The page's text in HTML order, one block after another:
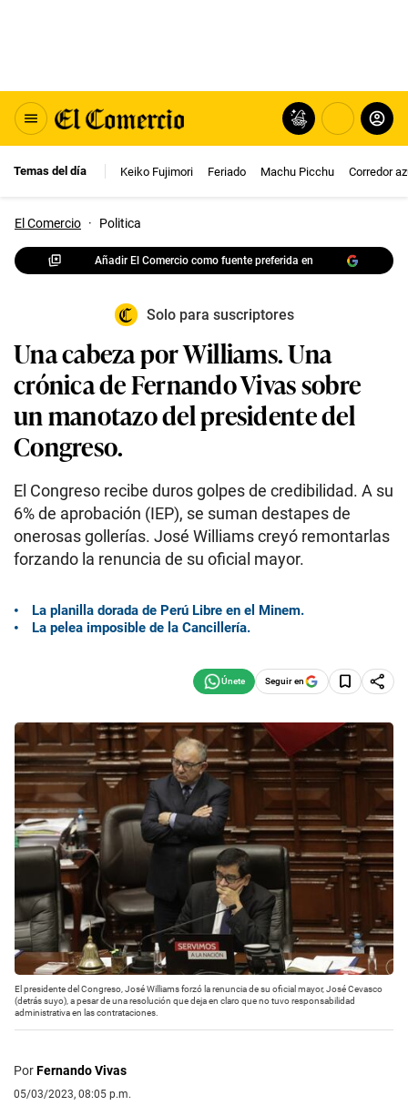
Temas del día Keiko Fujimori Feriado Machu Picchu Corredor
El Comercio · Politica
Añadir El Comercio como fuente preferida en
Solo para suscriptores
Una cabeza por Williams. Una
crónica de Fernando Vivas sobre
un manotazo del presidente del
Congreso.
El Congreso recibe duros golpes de credibilidad. A su
6% de aprobación (IEP), se suman destapes de
onerosas gollerías. José Williams creyó remontarlas
forzando la renuncia de su oficial mayor.
La planilla dorada de Perú Libre en el Minem.
La pelea imposible de la Cancillería.
Seguir en
El presidente del Congreso, José Williams forzó la renuncia de su oficial mayor, José Cevasco
(detrás suyo), a pesar de una resolución que deja en claro que no tuvo responsabilidad
administrativa en las contrataciones.
PorFernando Vivas
05/03/2023, 08:05 p.m.